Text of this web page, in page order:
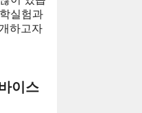
실험과
하고자
이스